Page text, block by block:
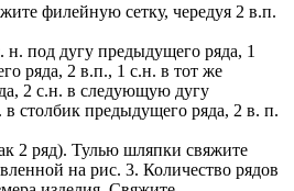
филейную сетку, чередуя 2 в.п.
под дугу предыдущего ряда, 1
ряда, 2 в.п., 1 с.н. в тот же
2 с.н. в следующую дугу
столбик предыдущего ряда, 2 в. п.
2 ряд). Тулью шляпки свяжите
на рис. 3. Количество рядов